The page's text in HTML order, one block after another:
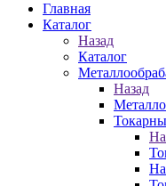
Главная
Каталог
Назад
Каталог
Назад